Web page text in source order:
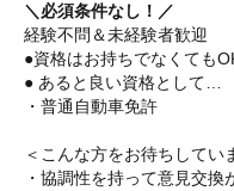
＼必須条件なし！／
経験不問＆未経験者歓迎
●資格はお持ちでなくても
● あると良い資格として…
・普通自動車免許
＜こんな方をお待ちしてい
・協調性を持って意見交換